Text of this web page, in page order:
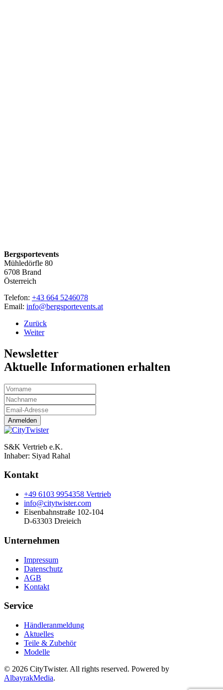
Bergsportevents
Mühledörfle 80
6708 Brand
Österreich
Telefon: +43 664 5246078
Email: info@bergsportevents.at
Zurück
Weiter
Newsletter
Aktuelle Informationen erhalten
Anmelden
S&K Vertrieb e.K.
Inhaber: Siyad Rahal
Kontakt
+49 6103 9954358 Vertrieb
info@citytwister.com
Eisenbahnstraße 102-104
D-63303 Dreieich
Unternehmen
Impressum
Datenschutz
AGB
Kontakt
Service
Händleranmeldung
Aktuelles
Teile & Zubehör
Modelle
© 2026 CityTwister. All rights reserved. Powered by
AlbayrakMedia.